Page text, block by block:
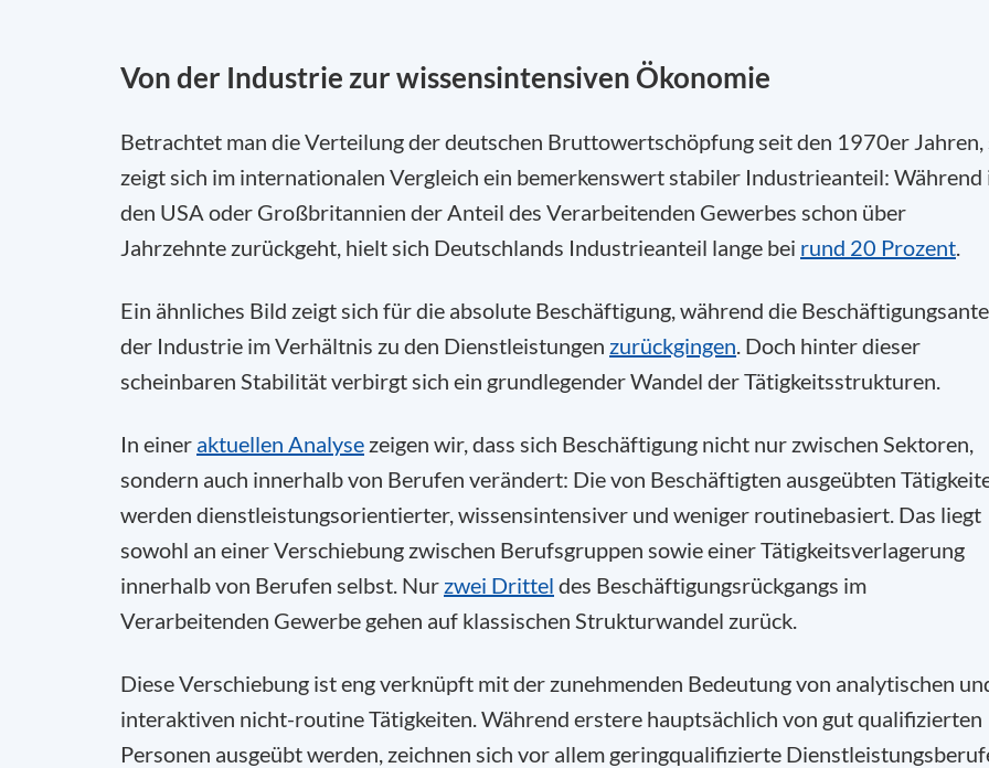
Von der Industrie zur wissensintensiven Ökonomie
Betrachtet man die Verteilung der deutschen Bruttowertschöpfung seit den 1970er Jahren,
zeigt sich im internationalen Vergleich ein bemerkenswert stabiler Industrieanteil: Während
den USA oder Großbritannien der Anteil des Verarbeitenden Gewerbes schon über
Jahrzehnte zurückgeht, hielt sich Deutschlands Industrieanteil lange bei rund 20 Prozent.
Ein ähnliches Bild zeigt sich für die absolute Beschäftigung, während die
der Industrie im Verhältnis zu den Dienstleistungen zurückgingen. Doch hinter dieser
scheinbaren Stabilität verbirgt sich ein grundlegender Wandel der Tätigkeitsstrukturen.
In einer aktuellen Analyse zeigen wir, dass sich Beschäftigung nicht nur zwischen Sektoren,
sondern auch innerhalb von Berufen verändert: Die von Beschäftigten ausgeübten
werden dienstleistungsorientierter, wissensintensiver und weniger routinebasiert. Das liegt
sowohl an einer Verschiebung zwischen Berufsgruppen sowie einer Tätigkeitsverlagerung
innerhalb von Berufen selbst. Nur zwei Drittel des Beschäftigungsrückgangs im
Verarbeitenden Gewerbe gehen auf klassischen Strukturwandel zurück.
Diese Verschiebung ist eng verknüpft mit der zunehmenden Bedeutung von analytischen
interaktiven nicht-routine Tätigkeiten. Während erstere hauptsächlich von gut qualifizierten
Personen ausgeübt werden, zeichnen sich vor allem geringqualifizierte